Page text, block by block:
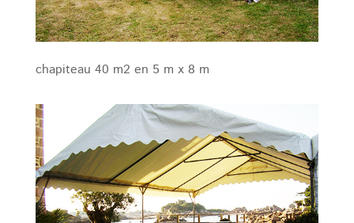
chapiteau 40 m2 en 5 m x 8 m